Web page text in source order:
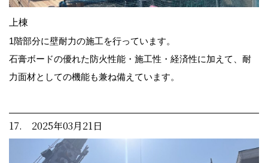
上棟
1階部分に壁耐力の施工を行っています。
石膏ボードの優れた防火性能・施工性・経済性に加えて、耐
力面材としての機能も兼ね備えています。
17. 2025年03月21日